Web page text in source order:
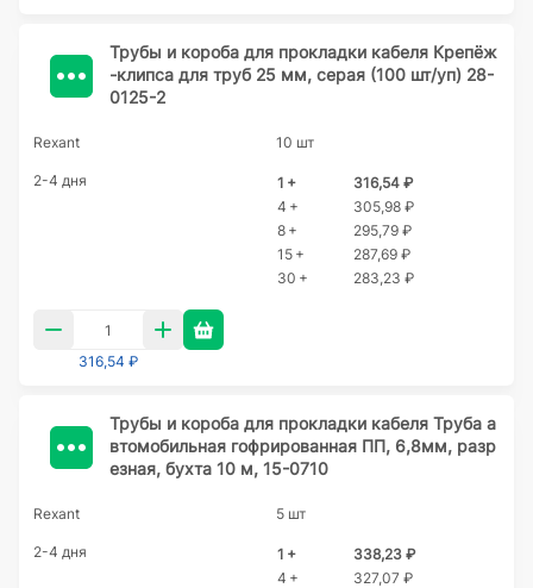
Трубы и короба для прокладки кабеля Крепёж
-клипса для труб 25 мм, серая (100 шт/уп) 28-
0125-2
Rexant 10 шт
2-4 дня 1 +
316,54 ₽
4 +
305,98 ₽
8 +
295,79 ₽
15 +
287,69 ₽
30 +
283,23 ₽
316,54 ₽
Трубы и короба для прокладки кабеля Труба а
втомобильная гофрированная ПП, 6,8мм, разр
езная, бухта 10 м, 15-0710
Rexant 5 шт
2-4 дня 1 +
338,23 ₽
4 +
327,07 ₽